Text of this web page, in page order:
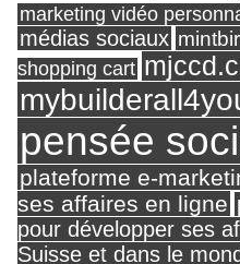
marketing vidéo
médias sociaux
shopping cart
pensée
plateforme e-
ses affaires en ligne
pour développer ses
Suisse et dans le